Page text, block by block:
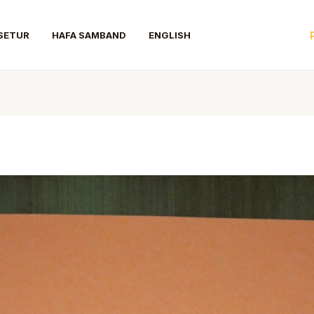
HAFA SAMBAND ENGLISH